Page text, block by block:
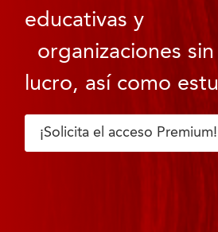
educativas y
organizaciones
lucro, así como
¡Solicita el acceso Premium!